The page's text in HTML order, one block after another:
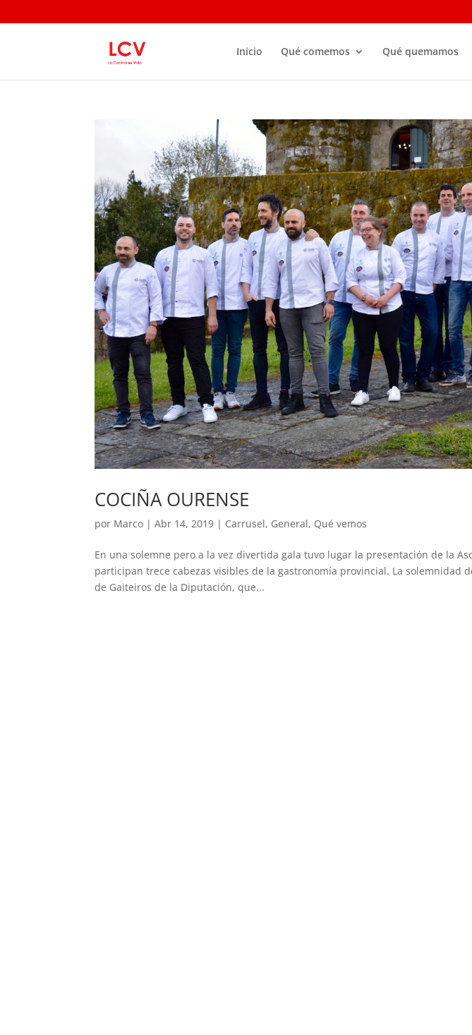
Inicio Qué comemos Qué quemamos
COCIÑA OURENSE
por Marco |Abr 14, 2019 | Carrusel, General, Qué vemos
En una solemne pero a la vez divertida gala tuvo lugar la presentación de la
participan trece cabezas visibles de la gastronomía provincial. La solemnidad
de Gaiteiros de la Diputación, que...